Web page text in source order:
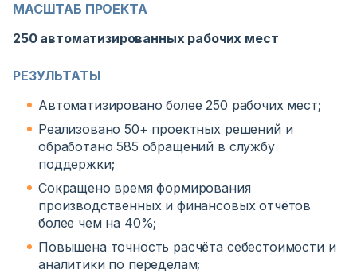
МАСШТАБ ПРОЕКТА
250 автоматизированных рабочих мест
РЕЗУЛЬТАТЫ
Автоматизировано более 250 рабочих мест;
Реализовано 50+ проектных решений и
обработано 585 обращений в службу
поддержки;
Сокращено время формирования
производственных и финансовых отчётов
более чем на 40%;
Повышена точность расчёта себестоимости и
аналитики по переделам;